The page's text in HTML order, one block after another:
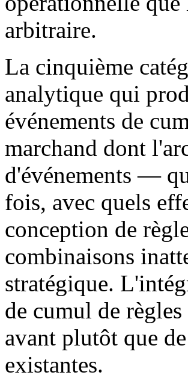
arbitraire.
La cinquième
analytique qui
événements de
marchand dont
d'événements —
fois, avec quels
conception de
combinaisons
stratégique.
de cumul de
avant plutôt que
existantes.